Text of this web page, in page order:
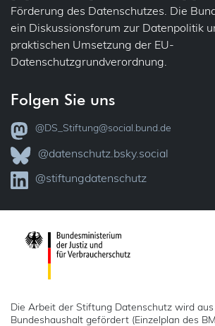
Förderung des Datenschutzes. Die
ein Diskussionsforum zur Datenpolitik
praktischen Umsetzung der EU-
Datenschutzgrundverordnung.
Folgen Sie uns
@DS_Stiftung@social.bund.de
@datenschutz.bsky.social
@stiftungdatenschutz
Die Arbeit der Stiftung Datenschutz wird
Bundeshaushalt gefördert (Einzelplan des